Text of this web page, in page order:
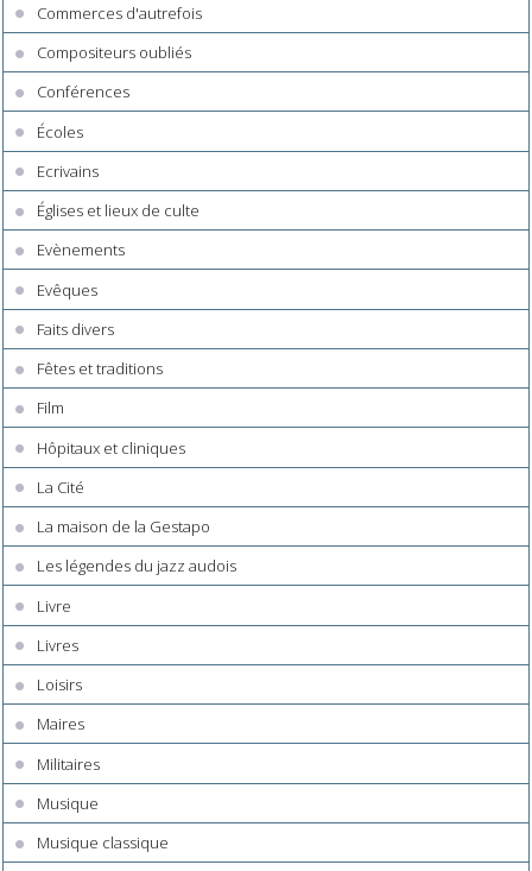
Commerces d'autrefois
Compositeurs oubliés
Conférences
Écoles
Ecrivains
Églises et lieux de culte
Evènements
Evêques
Faits divers
Fêtes et traditions
Film
Hôpitaux et cliniques
La Cité
La maison de la Gestapo
Les légendes du jazz audois
Livre
Livres
Loisirs
Maires
Militaires
Musique
Musique classique